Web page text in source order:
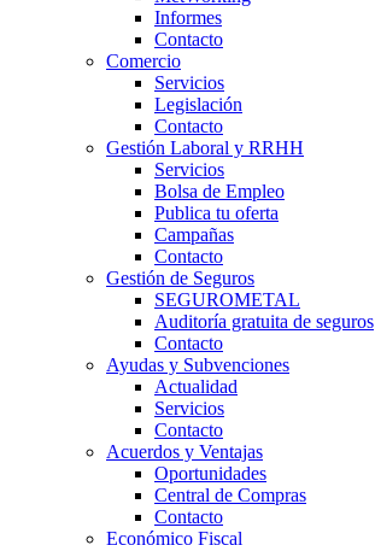
Informes
Contacto
Comercio
Servicios
Legislación
Contacto
Gestión Laboral y RRHH
Servicios
Bolsa de Empleo
Publica tu oferta
Campañas
Contacto
Gestión de Seguros
SEGUROMETAL
Auditoría gratuita de seguros
Contacto
Ayudas y Subvenciones
Actualidad
Servicios
Contacto
Acuerdos y Ventajas
Oportunidades
Central de Compras
Contacto
Económico Fiscal